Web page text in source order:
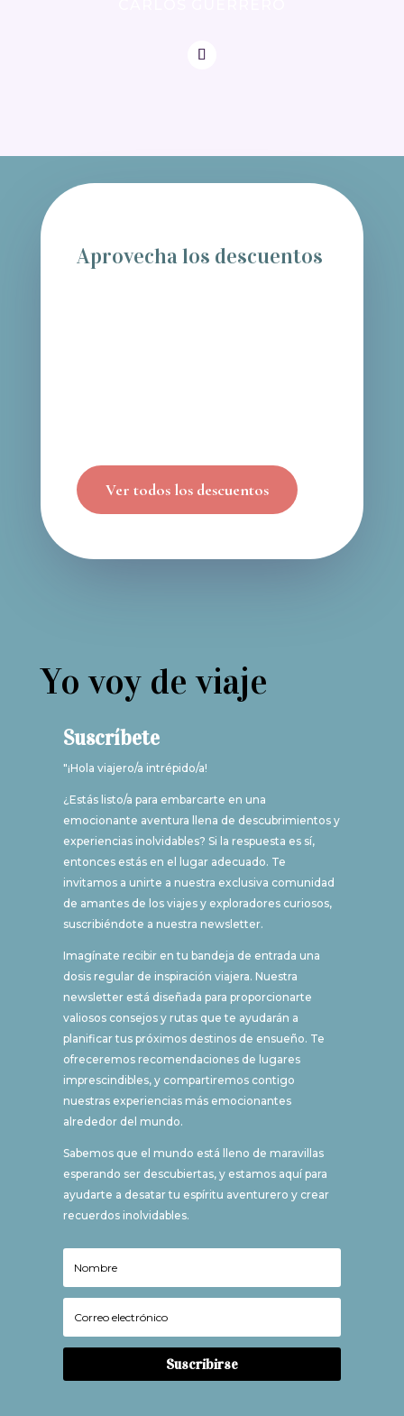
Aprovecha los descuentos
Ver todos los descuentos
Yo voy de viaje
Suscríbete
"¡Hola viajero/a intrépido/a!
¿Estás listo/a para embarcarte en una
emocionante aventura llena de descubrimientos y
experiencias inolvidables? Si la respuesta es sí,
entonces estás en el lugar adecuado. Te
invitamos a unirte a nuestra exclusiva comunidad
de amantes de los viajes y exploradores curiosos,
suscribiéndote a nuestra newsletter.
Imagínate recibir en tu bandeja de entrada una
dosis regular de inspiración viajera. Nuestra
newsletter está diseñada para proporcionarte
valiosos consejos y rutas que te ayudarán a
planificar tus próximos destinos de ensueño. Te
ofreceremos recomendaciones de lugares
imprescindibles, y compartiremos contigo
nuestras experiencias más emocionantes
alrededor del mundo.
Sabemos que el mundo está lleno de maravillas
esperando ser descubiertas, y estamos aquí para
ayudarte a desatar tu espíritu aventurero y crear
recuerdos inolvidables.
Suscribirse